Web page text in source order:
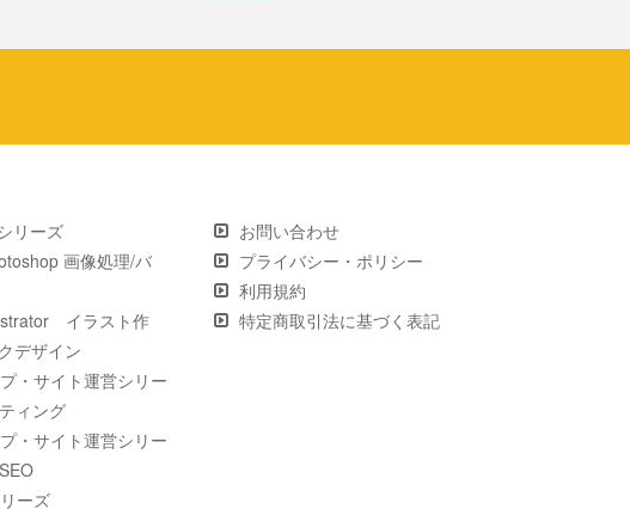
リーズ
画像処理/バ
イラスト作
デザイン
・サイト運営シリー
ィング
・サイト運営シリー
ーズ
お問い合わせ
プライバシー・ポリシー
利用規約
特定商取引法に基づく表記